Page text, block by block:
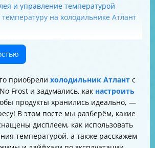
и управление температурой
температуру на холодильнике Атлант
— экономим энергию и сохраняем
дисплей и что делать при
Атлант — быстро и
с большой морозильной
приобрели холодильник Атлант с
Frost и задумались, как настроить
продукты хранились идеально, —
В этом посте мы разберём, какие
дисплеем, как использовать
температурой, а также расскажем